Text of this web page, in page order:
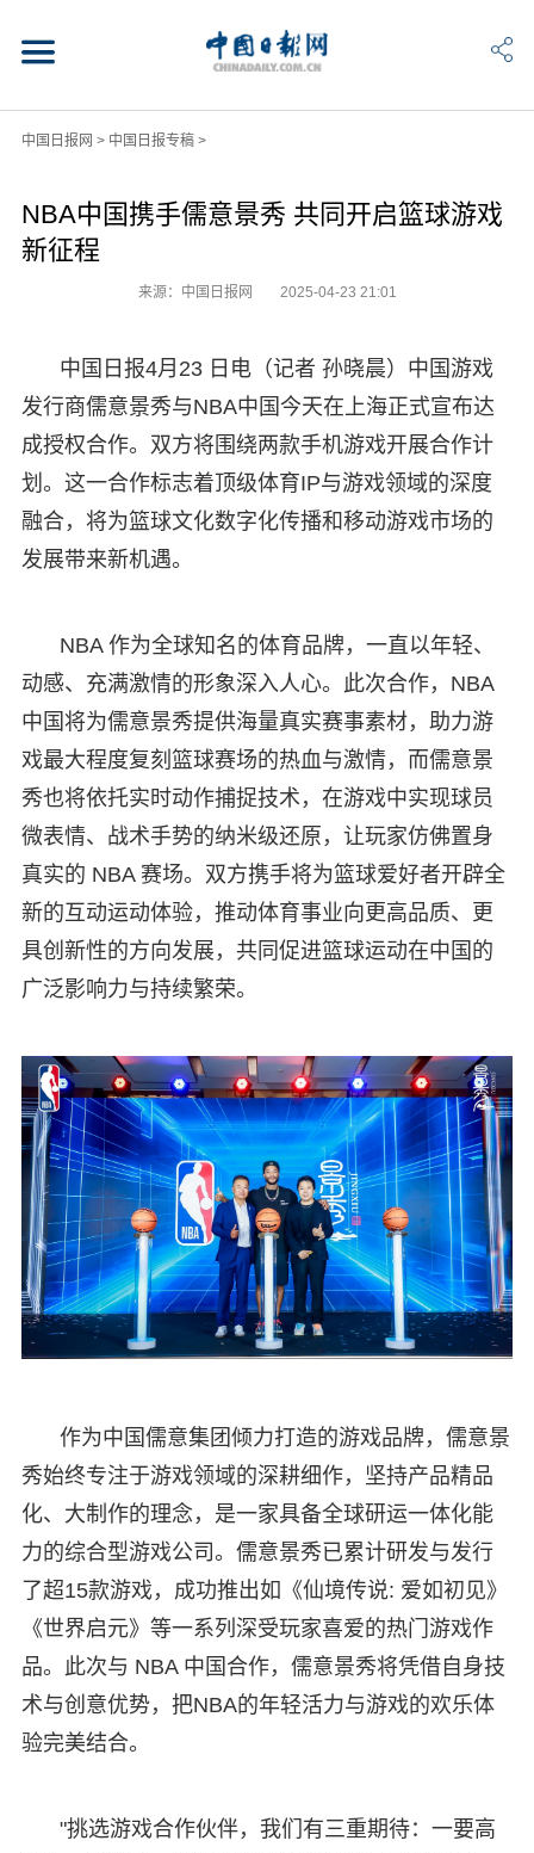
中国日报网 > 中国日报专稿>
NBA中国携手儒意景秀 共同开启篮球游戏
新征程
来源：中国日报网 2025-04-23 21:01
中国日报4月23 日电（记者 孙晓晨）中国游戏
发行商儒意景秀与NBA中国今天在上海正式宣布达
成授权合作。双方将围绕两款手机游戏开展合作计
划。这一合作标志着顶级体育IP与游戏领域的深度
融合，将为篮球文化数字化传播和移动游戏市场的
发展带来新机遇。
NBA 作为全球知名的体育品牌，一直以年轻、
动感、充满激情的形象深入人心。此次合作，NBA
中国将为儒意景秀提供海量真实赛事素材，助力游
戏最大程度复刻篮球赛场的热血与激情，而儒意景
秀也将依托实时动作捕捉技术，在游戏中实现球员
微表情、战术手势的纳米级还原，让玩家仿佛置身
真实的 NBA 赛场。双方携手将为篮球爱好者开辟全
新的互动运动体验，推动体育事业向更高品质、更
具创新性的方向发展，共同促进篮球运动在中国的
广泛影响力与持续繁荣。
作为中国儒意集团倾力打造的游戏品牌，儒意景
秀始终专注于游戏领域的深耕细作，坚持产品精品
化、大制作的理念，是一家具备全球研运一体化能
力的综合型游戏公司。儒意景秀已累计研发与发行
了超15款游戏，成功推出如《仙境传说: 爱如初见》
《世界启元》等一系列深受玩家喜爱的热门游戏作
品。此次与 NBA 中国合作，儒意景秀将凭借自身技
术与创意优势，把NBA的年轻活力与游戏的欢乐体
验完美结合。
"挑选游戏合作伙伴，我们有三重期待：一要高